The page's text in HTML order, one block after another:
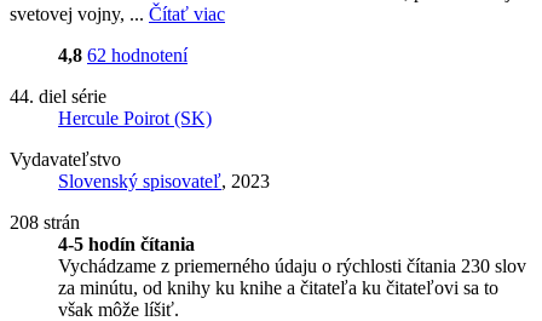
svetovej vojny, ... Čítať viac
4,8 62 hodnotení
44. diel série
Hercule Poirot (SK)
Vydavateľstvo
Slovenský spisovateľ, 2023
208 strán
4-5 hodín čítania
Vychádzame z priemerného údaju o rýchlosti čítania 230 slov
za minútu, od knihy ku knihe a čitateľa ku čitateľovi sa to
však môže líšiť.